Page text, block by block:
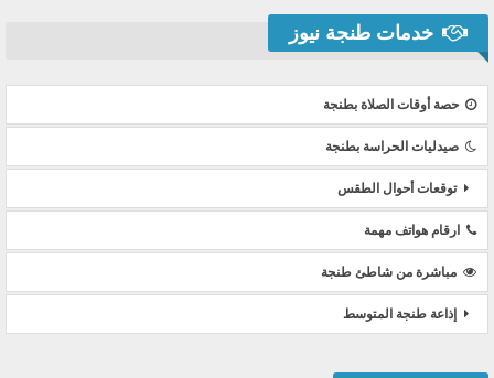
خدمات طنجة نيوز
حصة أوقات الصلاة بطنجة
صيدليات الحراسة بطنجة
توقعات أحوال الطقس
ارقام هواتف مهمة
مباشرة من شاطئ طنجة
إذاعة طنجة المتوسط